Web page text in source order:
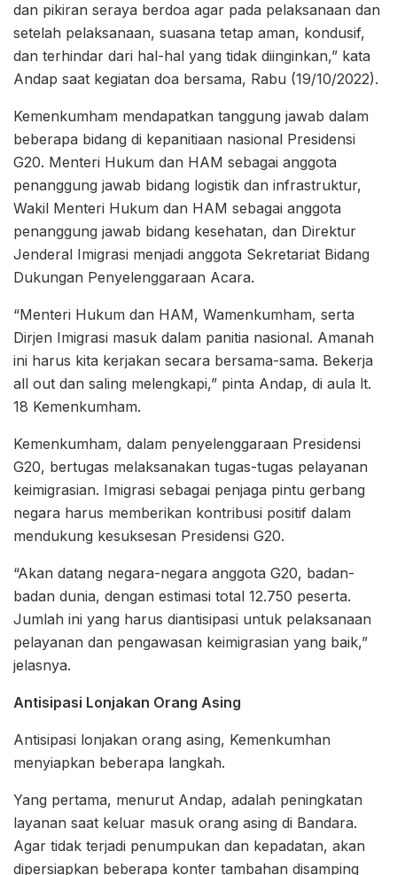
dan pikiran seraya berdoa agar pada pelaksanaan dan
setelah pelaksanaan, suasana tetap aman, kondusif,
dan terhindar dari hal-hal yang tidak diinginkan,” kata
Andap saat kegiatan doa bersama, Rabu (19/10/2022).
Kemenkumham mendapatkan tanggung jawab dalam
beberapa bidang di kepanitiaan nasional Presidensi
G20. Menteri Hukum dan HAM sebagai anggota
penanggung jawab bidang logistik dan infrastruktur,
Wakil Menteri Hukum dan HAM sebagai anggota
penanggung jawab bidang kesehatan, dan Direktur
Jenderal Imigrasi menjadi anggota Sekretariat Bidang
Dukungan Penyelenggaraan Acara.
“Menteri Hukum dan HAM, Wamenkumham, serta
Dirjen Imigrasi masuk dalam panitia nasional. Amanah
ini harus kita kerjakan secara bersama-sama. Bekerja
all out dan saling melengkapi,” pinta Andap, di aula lt.
18 Kemenkumham.
Kemenkumham, dalam penyelenggaraan Presidensi
G20, bertugas melaksanakan tugas-tugas pelayanan
keimigrasian. Imigrasi sebagai penjaga pintu gerbang
negara harus memberikan kontribusi positif dalam
mendukung kesuksesan Presidensi G20.
“Akan datang negara-negara anggota G20, badan-
badan dunia, dengan estimasi total 12.750 peserta.
Jumlah ini yang harus diantisipasi untuk pelaksanaan
pelayanan dan pengawasan keimigrasian yang baik,”
jelasnya.
Antisipasi Lonjakan Orang Asing
Antisipasi lonjakan orang asing, Kemenkumhan
menyiapkan beberapa langkah.
Yang pertama, menurut Andap, adalah peningkatan
layanan saat keluar masuk orang asing di Bandara.
Agar tidak terjadi penumpukan dan kepadatan, akan
dipersiapkan beberapa konter tambahan disamping